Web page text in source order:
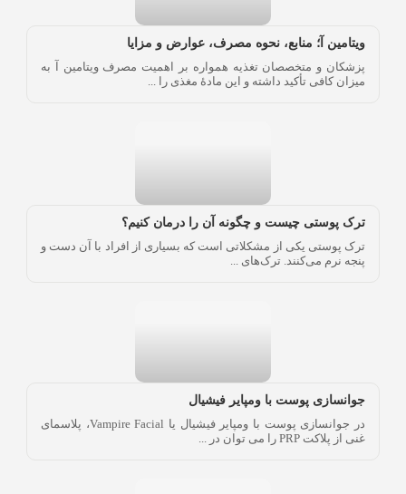
ویتامین آ؛ منابع، نحوه مصرف، عوارض و مزایا
پزشکان و متخصصان تغذیه همواره بر اهمیت مصرف ویتامین آ به
میزان کافی تأکید داشته و این مادۀ مغذی را ...
ترک پوستی چیست و چگونه آن را درمان کنیم؟
ترک پوستی یکی از مشکلاتی است که بسیاری از افراد با آن دست و
پنجه نرم می‌کنند. ترک‌های ...
جوانسازی پوست با ومپایر فیشیال
در جوانسازی پوست با ومپایر فیشیال یا Vampire Facial، پلاسمای
غنی از پلاکت PRP را می توان در ...